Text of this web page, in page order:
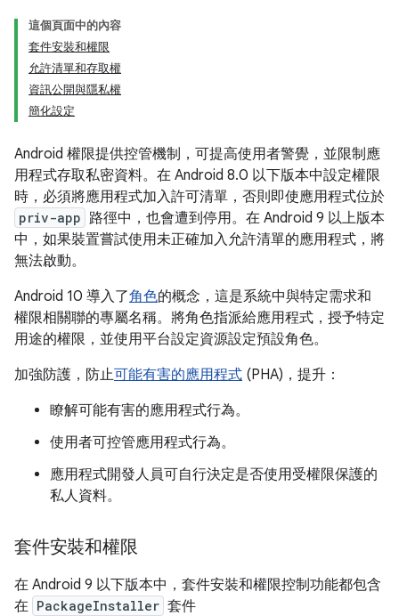
這個頁面中的內容
套件安裝和權限
允許清單和存取權
資訊公開與隱私權
簡化設定
Android 權限提供控管機制，可提高使用者警覺，並限制應
用程式存取私密資料。在 Android 8.0 以下版本中設定權限
時，必須將應用程式加入許可清單，否則即使應用程式位於
priv-app 路徑中，也會遭到停用。在 Android 9 以上版本
中，如果裝置嘗試使用未正確加入允許清單的應用程式，將
無法啟動。
Android 10 導入了角色的概念，這是系統中與特定需求和
權限相關聯的專屬名稱。將角色指派給應用程式，授予特定
用途的權限，並使用平台設定資源設定預設角色。
加強防護，防止可能有害的應用程式 (PHA)，提升：
瞭解可能有害的應用程式行為。
使用者可控管應用程式行為。
應用程式開發人員可自行決定是否使用受權限保護的
私人資料。
套件安裝和權限
在 Android 9 以下版本中，套件安裝和權限控制功能都包含
在 PackageInstaller 套件